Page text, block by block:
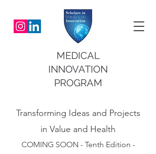
MEDICAL
INNOVATION
PROGRAM
Transforming Ideas and Projects
in Value and Health
COMING SOON - Tenth Edition -